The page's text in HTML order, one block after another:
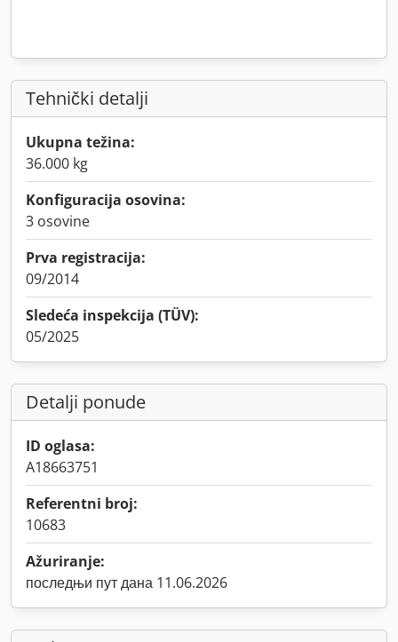
Tehnički detalji
Ukupna težina:
36.000 kg
Konfiguracija osovina:
3 osovine
Prva registracija:
09/2014
Sledeća inspekcija (TÜV):
05/2025
Detalji ponude
ID oglasa:
A18663751
Referentni broj:
10683
Ažuriranje:
последњи пут дана 11.06.2026